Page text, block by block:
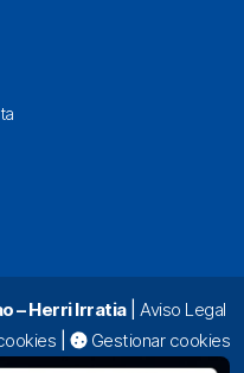
– Herri Irratia| Aviso Legal
Gestionar cookies